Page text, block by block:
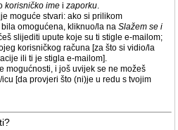
korisničko ime i zaporku.
moguće stvari: ako si prilikom
omogućena, kliknuo/la na Slažem se i
slijediti upute koje su ti stigle e-mailom;
korisničkog računa [za što si vidio/la
ili ti je stigla e-mailom].
mogućnosti, i još uvijek se ne možeš
[da provjeri što (ni)je u redu s tvojim